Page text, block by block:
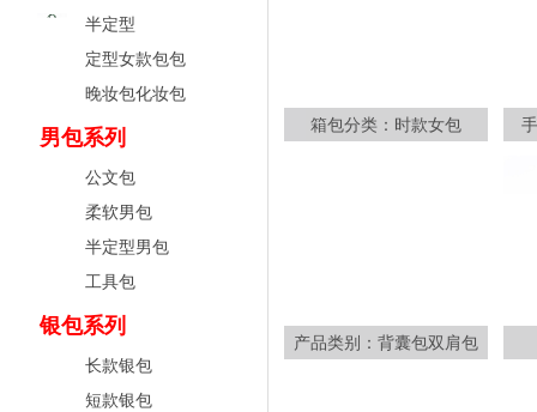
半定型
定型女款包包
晚妆包化妆包
男包系列
公文包
柔软男包
半定型男包
工具包
银包系列
长款银包
短款银包
箱包分类：时款女包
产品类别：背囊包双肩包